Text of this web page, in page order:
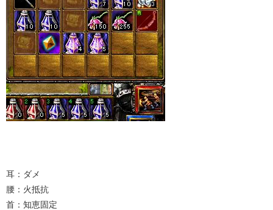
耳：ダメ
腰：火抵抗
首：知恵固定